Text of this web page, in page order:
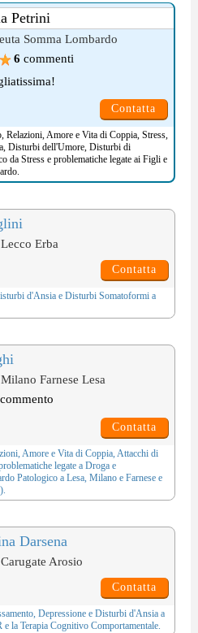
Petrini
Somma Lombardo
6 commenti
Contatta
, Relazioni, Amore e Vita di Coppia, Stress,
, Disturbi dell'Umore, Disturbi di
da Stresse problematiche legate ai Figli e
Erba
Contatta
d'Ansiae Disturbi Somatoformia
Farnese Lesa
commento
Contatta
Amore e Vita di Coppia, Attacchi di
legate a Droga e
Patologicoa Lesa, Milano e Farnese e
.
Darsena
Arosio
Contatta
, Depressionee Disturbi d'Ansiaa
e la Terapia Cognitivo Comportamentale.